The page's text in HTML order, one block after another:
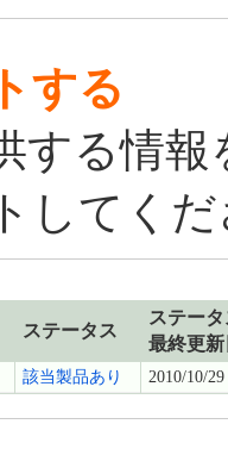
する
する情
してく
ステータス
ステータ
最終更新
該当製品あり 2010/10/29